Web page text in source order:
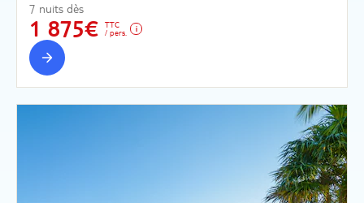
7 nuits dès
1 875€
TTC
/ pers.